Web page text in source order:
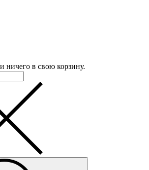
в свою корзину.